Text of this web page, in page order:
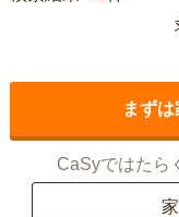
まず
CaSyではたら